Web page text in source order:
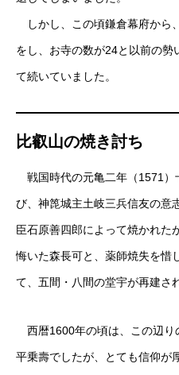
しかし、この頃鎌倉幕府から
をし、お寺の数が24と以前の勢
て続いていました。
比叡山の焼き討ち
戦国時代の元亀二年（1571）
び、神箆城主土岐三兵信友の意
臣石原善四郎によって焼かれた
悔いた森長可と、薬師焼失を
て、五間・八間の堂宇が再建さ
西暦1600年の頃は、この辺り
平乗壽でしたが、とても信仰が